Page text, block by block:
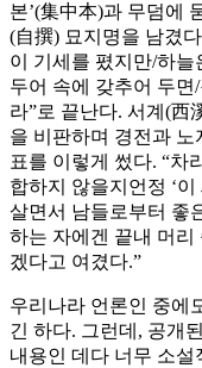
본’(集中本)과 무덤에
(自撰) 묘지명을 남겼
이 기세를 폈지만/하늘
두어 속에 갖추어 두면
라”로 끝난다. 서계(西
을 비판하며 경전과 노
표를 이렇게 썼다. “차
합하지 않을지언정 ‘
살면서 남들로부터 좋
하는 자에겐 끝내 머
겠다고 여겼다.”
우리나라 언론인 중에
긴 하다. 그런데, 공개
내용인 데다 너무 소